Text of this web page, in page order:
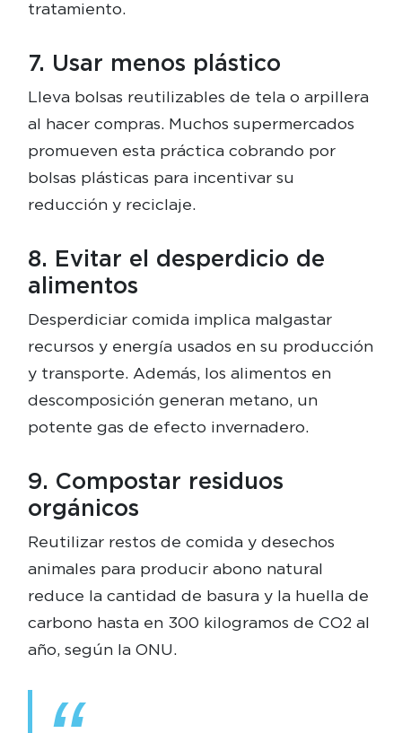
tratamiento.
7. Usar menos plástico
Lleva bolsas reutilizables de tela o arpillera
al hacer compras. Muchos supermercados
promueven esta práctica cobrando por
bolsas plásticas para incentivar su
reducción y reciclaje.
8. Evitar el desperdicio de
alimentos
Desperdiciar comida implica malgastar
recursos y energía usados en su producción
y transporte. Además, los alimentos en
descomposición generan metano, un
potente gas de efecto invernadero.
9. Compostar residuos
orgánicos
Reutilizar restos de comida y desechos
animales para producir abono natural
reduce la cantidad de basura y la huella de
carbono hasta en 300 kilogramos de CO2 al
año, según la ONU.